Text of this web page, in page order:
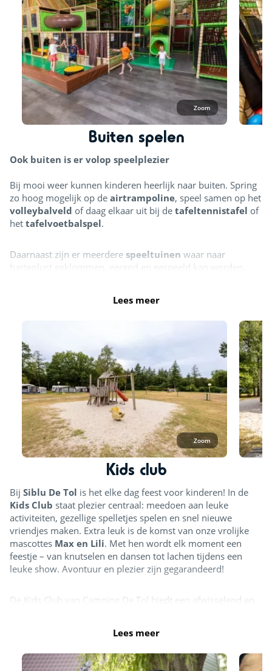
ontspannen genieten van een hapje en een drankje terwijl
de kinderen spelen.
Toegang en abonnementen
Voor het gebruik van de binnenspeeltuin geldt een betaalde
entree. Campinggasten kunnen gebruikmaken van
voordelige weekkaarten vanaf €18,- per week. Ook zijn er
dagtickets beschikbaar vanaf €7,50. Meer informatie over
abonnementen en tarieven is verkrijgbaar bij de receptie.
Voor meer informatie over openingsdagen en -tijden kun je
kijken op de website van debinnenspeeltuin
Zoom
Buiten spelen
Ook buiten is er volop speelplezier
Bij mooi weer kunnen kinderen heerlijk naar buiten. Spring
zo hoog mogelijk op de airtrampoline, speel samen op het
volleybalveld of daag elkaar uit bij de tafeltennistafel of
het tafelvoetbalspel.
Daarnaast zijn er meerdere speeltuinen waar naar
hartenlust geklommen, gerend en gespeeld kan worden.
Lees meer
Zoom
Kids club
Bij Siblu De Tol is het elke dag feest voor kinderen! In de
Kids Club staat plezier centraal: meedoen aan leuke
activiteiten, gezellige spelletjes spelen en snel nieuwe
vriendjes maken. Extra leuk is de komst van onze vrolijke
mascottes Max en Lili. Met hen wordt elk moment een
feestje – van knutselen en dansen tot lachen tijdens een
leuke show. Avontuur en plezier zijn gegarandeerd!
De Kids Club van Camping De Tol biedt een afwisselend en
we de gekste spelletjes, maken we de mooiste
knutselwerken en zorgen we elke dag voor nieuwe
verrassingen.
Lees meer